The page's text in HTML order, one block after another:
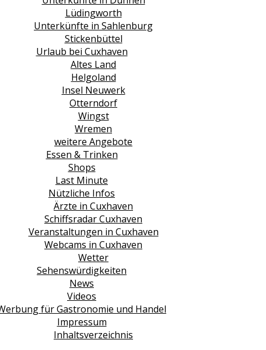
Lüdingworth
Unterkünfte in Sahlenburg
Stickenbüttel
Urlaub bei Cuxhaven
Altes Land
Helgoland
Insel Neuwerk
Otterndorf
Wingst
Wremen
weitere Angebote
Essen & Trinken
Shops
Last Minute
Nützliche Infos
Ärzte in Cuxhaven
Schiffsradar Cuxhaven
Veranstaltungen in Cuxhaven
Webcams in Cuxhaven
Wetter
Sehenswürdigkeiten
News
Videos
für Gastronomie und Handel
Impressum
Inhaltsverzeichnis